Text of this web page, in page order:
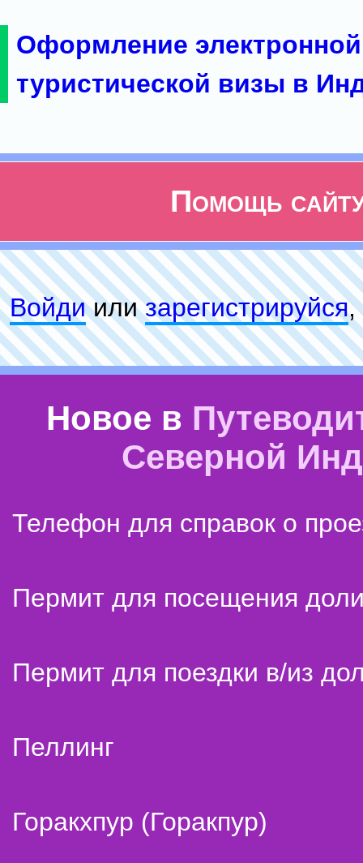
Оформление электронной
туристической визы в
Помощь
Войдиилизарeгиcтpируйся,
Новое в
Северной
Телефон для справок о
Пермит для посещения
Пермит для поездки в/из
Пеллинг
Горакхпур (Горакпур)